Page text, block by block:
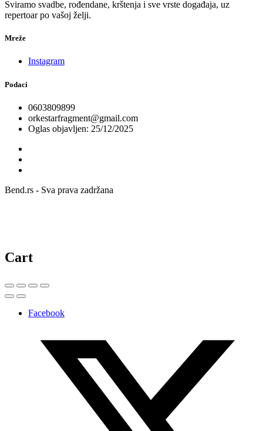
Sviramo svadbe, rođendane, krštenja i sve vrste događaja, uz
repertoar po vašoj želji.
Mreže
Instagram
Podaci
0603809899
orkestarfragment@gmail.com
Oglas objavljen: 25/12/2025
Bend.rs - Sva prava zadržana
Cart
Facebook